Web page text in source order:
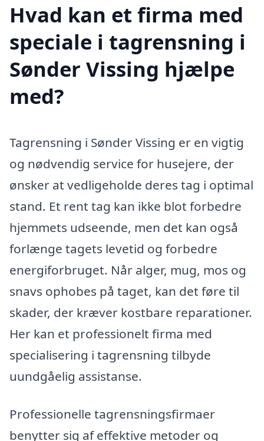
Hvad kan et firma med
speciale i tagrensning i
Sønder Vissing hjælpe
med?
Tagrensning i Sønder Vissing er en vigtig
og nødvendig service for husejere, der
ønsker at vedligeholde deres tag i optimal
stand. Et rent tag kan ikke blot forbedre
hjemmets udseende, men det kan også
forlænge tagets levetid og forbedre
energiforbruget. Når alger, mug, mos og
snavs ophobes på taget, kan det føre til
skader, der kræver kostbare reparationer.
Her kan et professionelt firma med
specialisering i tagrensning tilbyde
uundgåelig assistanse.
Professionelle tagrensningsfirmaer
benytter sig af effektive metoder og